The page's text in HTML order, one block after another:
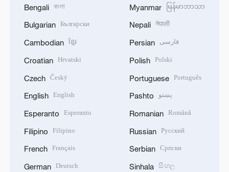
Bengali বাংলা
Bulgarian Български
Cambodian ខ្មែរ
Croatian Hrvatski
Czech Český
English English
Esperanto Esperanto
Filipino Filipino
French Français
German Deutsch
Myanmar မြန်မာဘာသာ
Nepali नेपाली
Persian فارسی
Polish Polski
Portuguese Português
Pashto پښتو
Romanian Română
Russian Русский
Serbian Српски
Sinhala සිංහල